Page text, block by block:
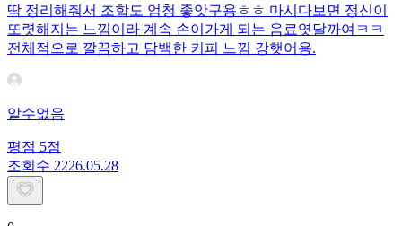
딱 정리해줘서 조합도 엄청 좋앗구용ㅎㅎ 마시다보면 정신이
또렷해지는 느낌이라 계속 손이가게 되는 음료엿달까여ㅋㅋ
전체적으로 깔끔하고 담백한 커피 느낌 강햇어용.
알수없음
평점 5점
조회수 2226.05.28